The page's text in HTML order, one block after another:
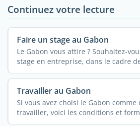
Continuez votre lecture
Faire un stage au Gabon
Le Gabon vous attire ? Souhaitez-
stage en entreprise, dans le cadre
Travailler au Gabon
Si vous avez choisi le Gabon
travailler, voici les conditions et